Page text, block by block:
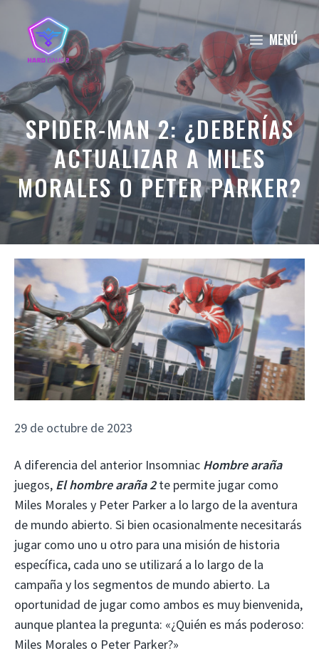
contenido
MENÚ
SPIDER-MAN 2: ¿DEBERÍAS
ACTUALIZAR A MILES
MORALES O PETER PARKER?
29 de octubre de 2023
A diferencia del anterior Insomniac Hombre araña
juegos, El hombre araña 2te permite jugar como
Miles Morales y Peter Parker a lo largo de la aventura
de mundo abierto. Si bien ocasionalmente necesitarás
jugar como uno u otro para una misión de historia
específica, cada uno se utilizará a lo largo de la
campaña y los segmentos de mundo abierto. La
oportunidad de jugar como ambos es muy bienvenida,
aunque plantea la pregunta: «¿Quién es más poderoso:
Miles Morales o Peter Parker?»